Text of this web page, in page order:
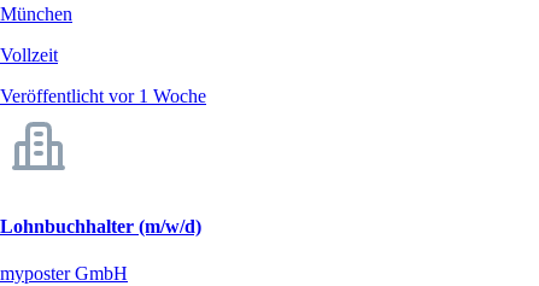
München
Vollzeit
Veröffentlicht vor 1 Woche
Lohnbuchhalter (m/w/d)
myposter GmbH